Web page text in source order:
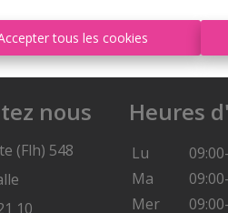
tous les cookies
nous
(Flh) 548
10
Heures
Lu
Ma
Mer